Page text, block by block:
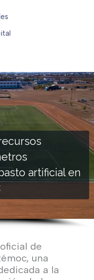
artificial en
de
una
a la